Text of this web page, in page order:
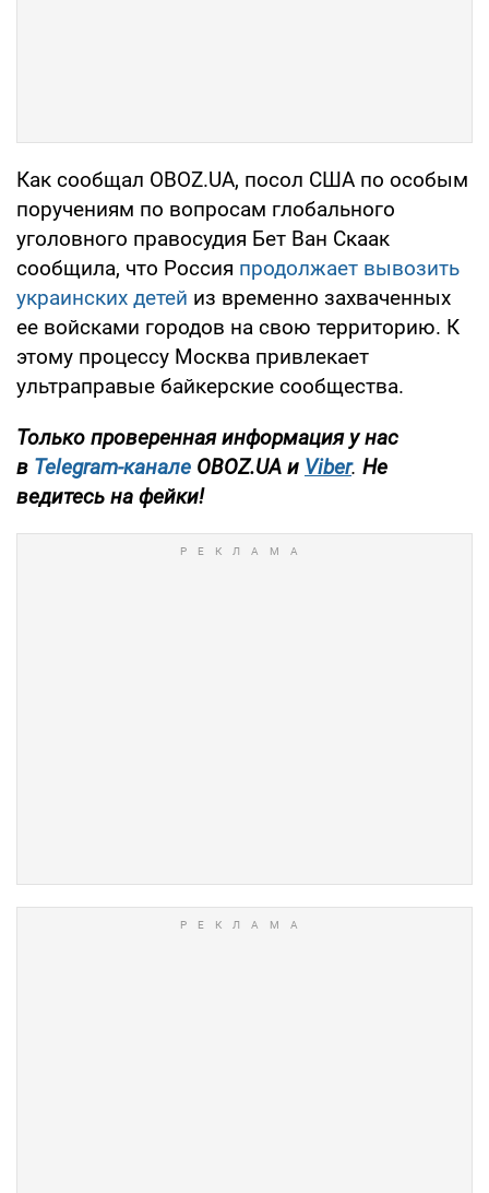
Как сообщал OBOZ.UA, посол США по особым
поручениям по вопросам глобального
уголовного правосудия Бет Ван Скаак
сообщила, что Россия продолжает вывозить
украинских детей из временно захваченных
ее войсками городов на свою территорию. К
этому процессу Москва привлекает
ультраправые байкерские сообщества.
Только проверенная информация у нас
в Telegram-канале OBOZ.UA и Viber. Не
ведитесь на фейки!